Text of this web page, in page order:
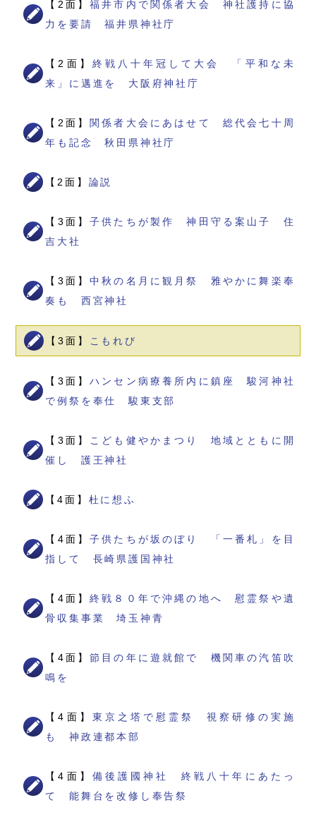
【2面】福井市内で関係者大会 神社護持に協
力を要請 福井県神社庁
【2面】 終戦八十年冠して大会 「平和な未
来」に邁進を 大阪府神社庁
【2面】 関係者大会にあはせて 総代会七十周
年も記念 秋田県神社庁
【2面】 論説
【3面】子供たちが製作 神田守る案山子 住
吉大社
【3面】中秋の名月に観月祭 雅やかに舞楽奉
奏も 西宮神社
【3面】 こもれび
【3面】ハンセン病療養所内に鎮座 駿河神社
で例祭を奉仕 駿東支部
【3面】
こども健やかまつり 地域とともに開
催し 護王神社
【4面】 杜に想ふ
【4面】子供たちが坂のぼり 「一番札」を目
指して 長崎県護国神社
【4面】終戦８０年で沖縄の地へ 慰霊祭や遺
骨収集事業 埼玉神青
【4面】節目の年に遊就館で 機関車の汽笛吹
鳴を
【4面】 東京之塔で慰霊祭 視察研修の実施
も 神政連都本部
【4面】 備後護國神社 終戦八十年にあたっ
て 能舞台を改修し奉告祭